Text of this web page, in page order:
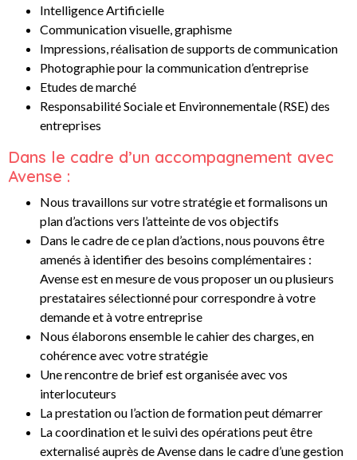
Intelligence Artificielle
Communication visuelle, graphisme
Impressions, réalisation de supports de communication
Photographie pour la communication d’entreprise
Etudes de marché
Responsabilité Sociale et Environnementale (RSE) des
entreprises
Dans le cadre d’un accompagnement avec
Avense :
Nous travaillons sur votre stratégie et formalisons un
plan d’actions vers l’atteinte de vos objectifs
Dans le cadre de ce plan d’actions, nous pouvons être
amenés à identifier des besoins complémentaires :
Avense est en mesure de vous proposer un ou plusieurs
prestataires sélectionné pour correspondre à votre
demande et à votre entreprise
Nous élaborons ensemble le cahier des charges, en
cohérence avec votre stratégie
Une rencontre de brief est organisée avec vos
interlocuteurs
La prestation ou l’action de formation peut démarrer
La coordination et le suivi des opérations peut être
externalisé auprès de Avense dans le cadre d’une gestion